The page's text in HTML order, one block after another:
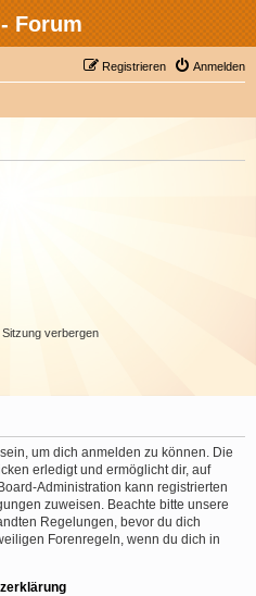
Forum
Anmelden
Registrieren
verbergen
um dich anmelden zu können. Die
erledigt und ermöglicht dir, auf
Administration kann registrierten
zuweisen. Beachte bitte unsere
Regelungen, bevor du dich
Forenregeln, wenn du dich in